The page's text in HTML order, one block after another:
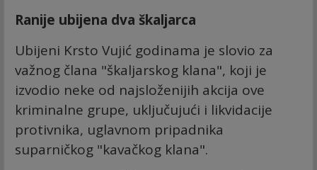
Ranije ubijena dva škaljarca
Ubijeni Krsto Vujić godinama je slovio za
važnog člana "škaljarskog klana", koji je
izvodio neke od najsloženijih akcija ove
kriminalne grupe, uključujući i likvidacije
protivnika, uglavnom pripadnika
suparničkog "kavačkog klana".